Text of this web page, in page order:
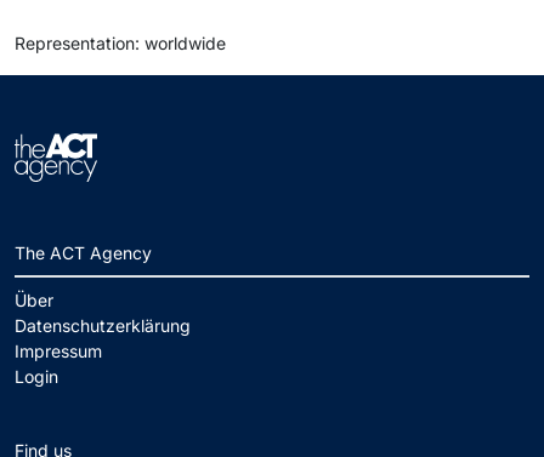
Representation: worldwide
The ACT Agency
Über
Datenschutzerklärung
Impressum
Login
Find us